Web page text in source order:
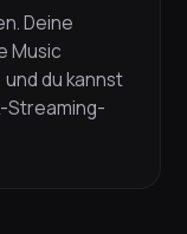
Deine
Music
du kannst
Streaming-